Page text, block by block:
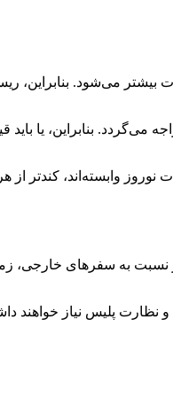
بیشتر می‌شود.
بنابراین، یا باید
وابسته‌اند، کندتر
نسبت به سفرهای
و نظارت پلیس نیاز